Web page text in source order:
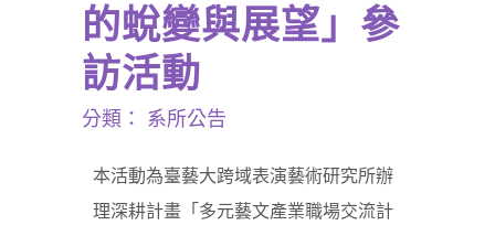
的蛻變與展望」參
訪活動
分類： 系所公告
本活動為臺藝大跨域表演藝術研究所辦
理深耕計畫「多元藝文產業職場交流計